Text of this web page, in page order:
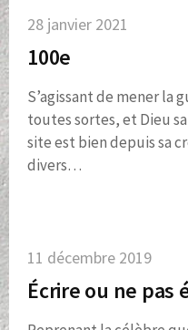
28 janvier 2021
100e
S’agissant de mener la
toutes sortes, et Dieu
site est bien depuis sa
divers…
11 décembre 2019
Écrire ou ne pas